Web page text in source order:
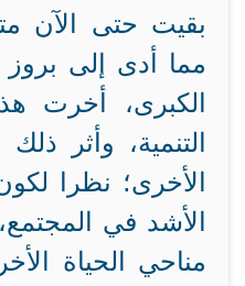
بقيت حتى الآن
مما أدى إلى
الكبرى، أخرت
التنمية، وأثر
الأخرى؛ نظرا
الأشد في
مناحي الحياة